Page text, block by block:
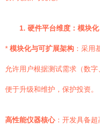
1. 硬件平台维度：模块
* 模块化与可扩展架构 ：采用
允许用户根据测试需求（数
便于升级和维护，保护投资。
高性能仪器核心：开发具备